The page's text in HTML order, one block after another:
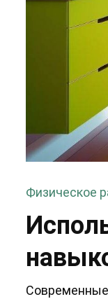
Физическое
Современные